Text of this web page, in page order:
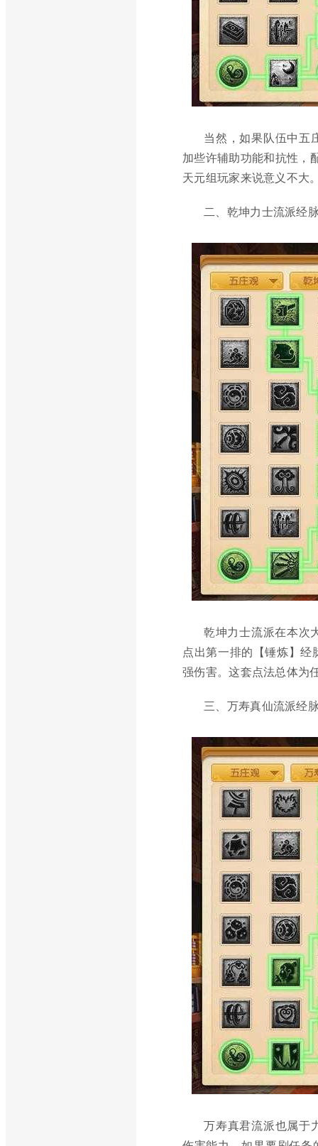
当然，如果队伍中五
加些许辅助功能和抗性，
天元组玩家来说意义不大
二、乾坤力士流派经
乾坤力士流派在本次
点出第一排的【锤炼】
强伤害。这套点法总体为
三、万寿真仙流派经
万寿真君流派也属于